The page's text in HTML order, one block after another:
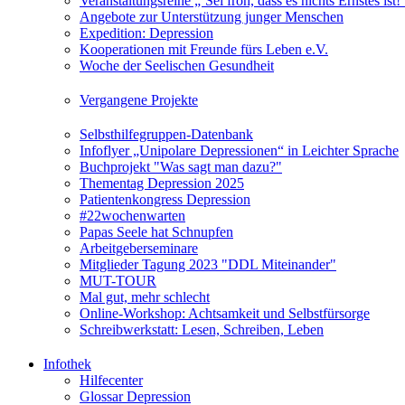
Angebote zur Unterstützung junger Menschen
Expedition: Depression
Kooperationen mit Freunde fürs Leben e.V.
Woche der Seelischen Gesundheit
Vergangene Projekte
Selbsthilfegruppen-Datenbank
Infoflyer „Unipolare Depressionen“ in Leichter Sprache
Buchprojekt "Was sagt man dazu?"
Thementag Depression 2025
Patientenkongress Depression
#22wochenwarten
Papas Seele hat Schnupfen
Arbeitgeberseminare
Mitglieder Tagung 2023 "DDL Miteinander"
MUT-TOUR
Mal gut, mehr schlecht
Online-Workshop: Achtsamkeit und Selbstfürsorge
Schreibwerkstatt: Lesen, Schreiben, Leben
Infothek
Hilfecenter
Glossar Depression